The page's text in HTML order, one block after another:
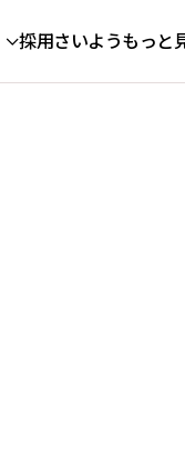
採用さいようもっと